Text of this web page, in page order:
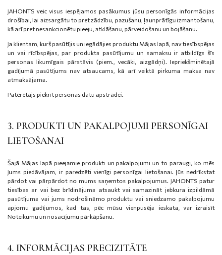
JAHONTS veic visus iespējamos pasākumus jūsu personīgās informācijas
drošībai, lai aizsargātu to pret zādzību, pazušanu, ļaunprātīgu izmantošanu,
kā arī pret nesankcionētu pieeju, atklāšanu, pārveidošanu un bojāšanu.
Ja klientam, kurš pasūtījis un iegādājies produktu Mājas lapā, nav tiesībspējas
un vai rīcībspējas, par produkta pasūtījumu un samaksu ir atbildīgs šīs
personas likumīgais pārstāvis (piem., vecāki, aizgādņi). Iepriekšminētajā
gadījumā pasūtījums nav atsaucams, kā arī veiktā pirkuma maksa nav
atmaksājama.
Patērētājs piekrīt personas datu apstrādei.
3. PRODUKTI UN PAKALPOJUMI PERSONĪGAI
LIETOŠANAI
Šajā Mājas lapā pieejamie produkti un pakalpojumi un to paraugi, ko mēs
Jums piedāvājam, ir paredzēti vienīgi personīgai lietošanai. Jūs nedrīkstat
pārdot vai pārpārdot no mums saņemtos pakalpojumus. JAHONTS patur
tiesības ar vai bez brīdinājuma atsaukt vai samazināt jebkura izpildāmā
pasūtījuma vai jums nodrošināmo produktu vai sniedzamo pakalpojumu
apjomu gadījumos, kad tas, pēc mūsu vienpusēja ieskata, var izraisīt
Noteikumu un nosacījumu pārkāpšanu.
4. INFORMĀCIJAS PRECIZITĀTE